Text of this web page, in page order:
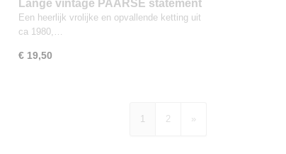
Lange vintage PAARSE statement
bloemen ketting 3 strengen
Een heerlijk vrolijke en opvallende ketting uit
ca 1980,…
€ 19,50
1 2 »